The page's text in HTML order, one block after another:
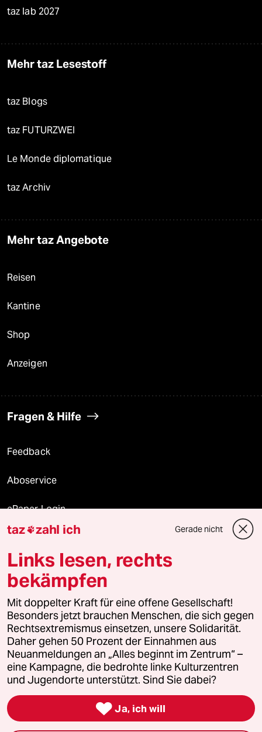
taz lab 2027
Mehr taz Lesestoff
taz Blogs
taz FUTURZWEI
Le Monde diplomatique
taz Archiv
Mehr taz Angebote
Reisen
Kantine
Shop
Anzeigen
Fragen & Hilfe
Feedback
Aboservice
ePaper Login
Downloads für Abonnierende
© 2026 taz Verlags und Vertriebs GmbH
Alle Rechte vorbehalten. Bei rechtlichen Fragen oder für Genehmigungen
wenden Sie sich bitte an
lizenzen@taz.de
Feedback Redaktionsstatut Kommune-Richtlinien
Leitlinie Informant Datenschutz Impressum AGB
Seitenwende Einwilligungen widerrufen (Ads)
taz zahl ich Gerade nicht
Links lesen, rechts
bekämpfen
Mit doppelter Kraft für eine offene Gesellschaft!
Besonders jetzt brauchen Menschen, die sich gegen
Rechtsextremismus einsetzen, unsere Solidarität.
Daher gehen 50 Prozent der Einnahmen aus
Neuanmeldungen an „Alles beginnt im Zentrum“ –
eine Kampagne, die bedrohte linke Kulturzentren
und Jugendorte unterstützt. Sind Sie dabei?
 Ja, ich will